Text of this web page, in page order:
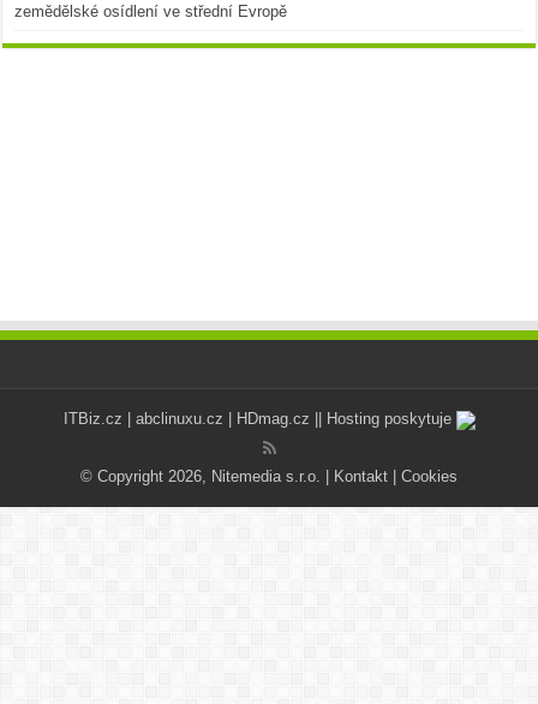
zemědělské osídlení ve střední Evropě
ITBiz.cz abclinuxu.cz HDmag.cz || Hosting poskytuje
© Copyright 2026, Nitemedia s.r.o. | Kontakt Cookies